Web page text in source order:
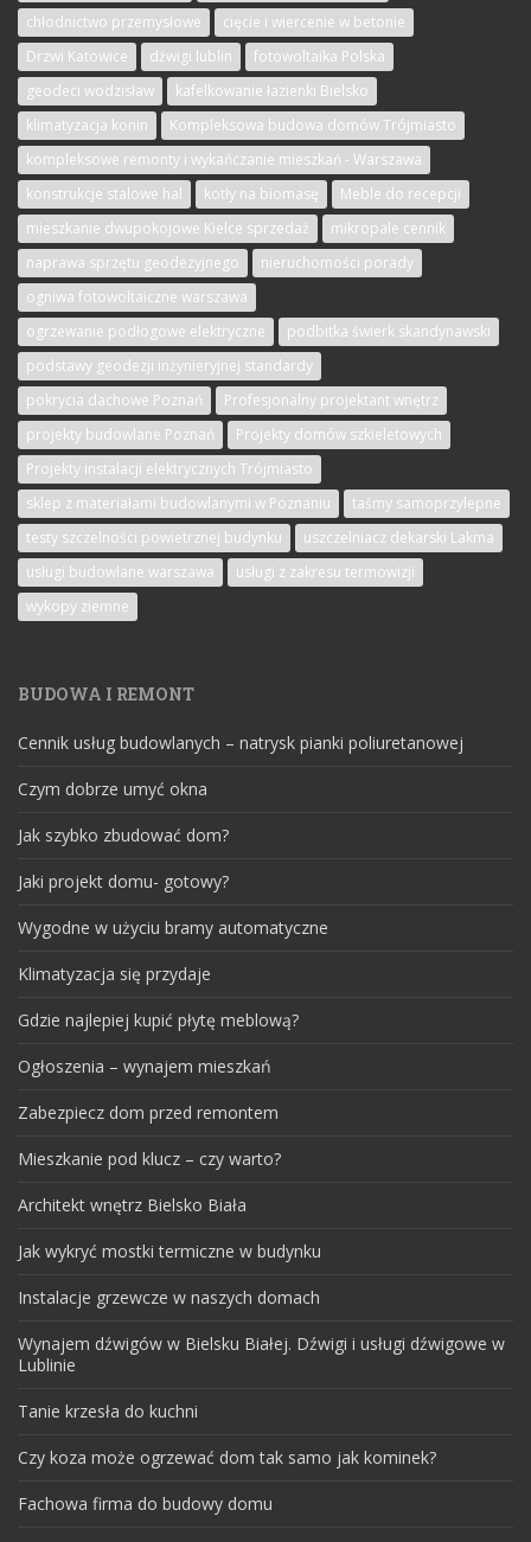
chłodnictwo przemysłowe
cięcie i wiercenie w betonie
Drzwi Katowice
dźwigi lublin
fotowoltaika Polska
geodeci wodzisław
kafelkowanie łazienki Bielsko
klimatyzacja konin
Kompleksowa budowa domów Trójmiasto
kompleksowe remonty i wykańczanie mieszkań - Warszawa
konstrukcje stalowe hal
kotły na biomasę
Meble do recepcji
mieszkanie dwupokojowe Kielce sprzedaż
mikropale cennik
naprawa sprzętu geodezyjnego
nieruchomości porady
ogniwa fotowoltaiczne warszawa
ogrzewanie podłogowe elektryczne
podbitka świerk skandynawski
podstawy geodezji inżynieryjnej standardy
pokrycia dachowe Poznań
Profesjonalny projektant wnętrz
projekty budowlane Poznań
Projekty domów szkieletowych
Projekty instalacji elektrycznych Trójmiasto
sklep z materiałami budowlanymi w Poznaniu
taśmy samoprzylepne
testy szczelności powietrznej budynku
uszczelniacz dekarski Lakma
usługi budowlane warszawa
usługi z zakresu termowizji
wykopy ziemne
BUDOWA I REMONT
Cennik usług budowlanych – natrysk pianki poliuretanowej
Czym dobrze umyć okna
Jak szybko zbudować dom?
Jaki projekt domu- gotowy?
Wygodne w użyciu bramy automatyczne
Klimatyzacja się przydaje
Gdzie najlepiej kupić płytę meblową?
Ogłoszenia – wynajem mieszkań
Zabezpiecz dom przed remontem
Mieszkanie pod klucz – czy warto?
Architekt wnętrz Bielsko Biała
Jak wykryć mostki termiczne w budynku
Instalacje grzewcze w naszych domach
Wynajem dźwigów w Bielsku Białej. Dźwigi i usługi dźwigowe w
Lublinie
Tanie krzesła do kuchni
Czy koza może ogrzewać dom tak samo jak kominek?
Fachowa firma do budowy domu